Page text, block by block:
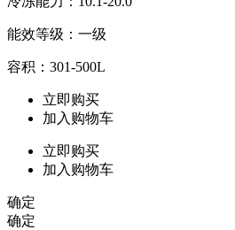
能效等级：一级
容积：301-500L
立即购买
加入购物车
立即购买
加入购物车
确定
确定